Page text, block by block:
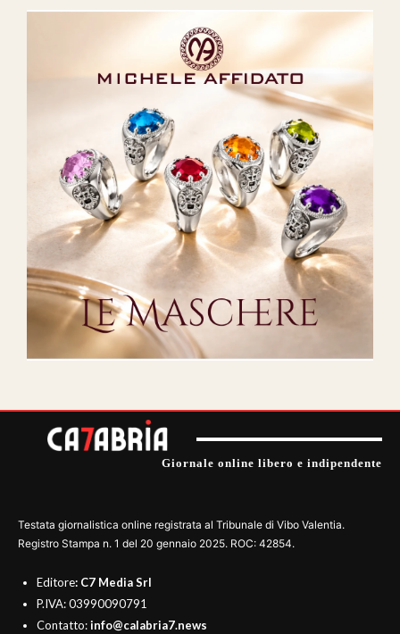
Giornale online libero e indipendente
Testata giornalistica online registrata al Tribunale di Vibo Valentia.
Registro Stampa n. 1 del 20 gennaio 2025. ROC: 42854.
Editore: C7 Media Srl
P.IVA: 03990090791
Contatto:info@calabria7.news